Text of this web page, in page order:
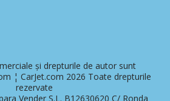
și drepturile de autor sunt
¦ CarJet.com 2026 Toate drepturile
rezervate
Vender S.L. B12630620 C/ Ronda